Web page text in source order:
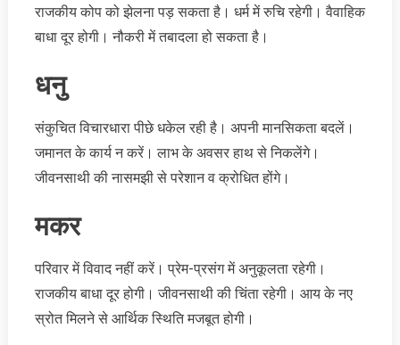
राजकीय कोप को झेलना पड़ सकता है। धर्म में रुचि रहेगी। वैवाहिक
बाधा दूर होगी। नौकरी में तबादला हो सकता है।
धनु
संकुचित विचारधारा पीछे धकेल रही है। अपनी मानसिकता बदलें।
जमानत के कार्य न करें। लाभ के अवसर हाथ से निकलेंगे।
जीवनसाथी की नासमझी से परेशान व क्रोधित होंगे।
मकर
परिवार में विवाद नहीं करें। प्रेम-प्रसंग में अनुकूलता रहेगी।
राजकीय बाधा दूर होगी। जीवनसाथी की चिंता रहेगी। आय के नए
स्रोत मिलने से आर्थिक स्थिति मजबूत होगी।